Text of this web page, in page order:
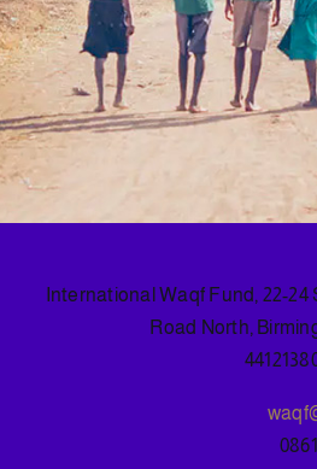
International Waqf Fund, 22-24
Road North,